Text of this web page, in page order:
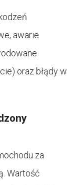
awarie
oraz błądy w
za
Wartość